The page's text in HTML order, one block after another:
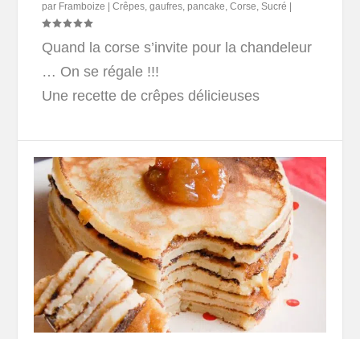
par Framboize |Crêpes, gaufres, pancake,Corse,Sucré
Quand la corse s’invite pour la chandeleur
… On se régale !!!
Une recette de crêpes délicieuses